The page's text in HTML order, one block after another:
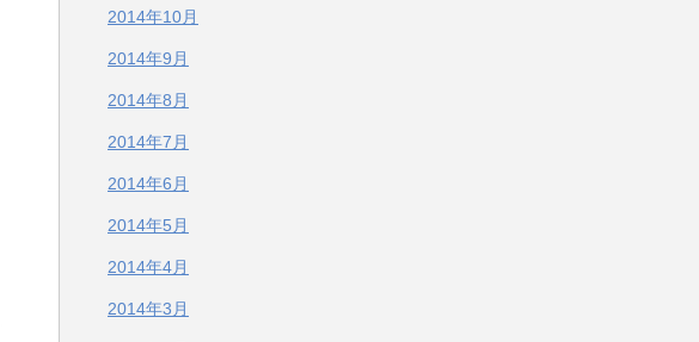
2014年10月
2014年9月
2014年8月
2014年7月
2014年6月
2014年5月
2014年4月
2014年3月